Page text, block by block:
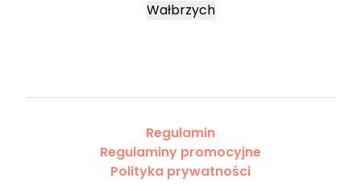
Wałbrzych
Regulamin
Regulaminy promocyjne
Polityka prywatności